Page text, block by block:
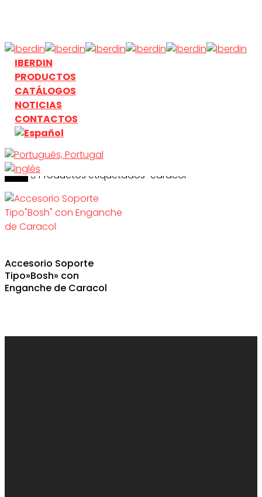
main
content
search
Menu
IBERDIN
PRODUCTOS
CATÁLOGOS
NOTICIAS
CONTACTOS
search
Inicio Productos etiquetados “caracol”
Accesorio Soporte
Tipo»Bosh» con
Enganche de Caracol